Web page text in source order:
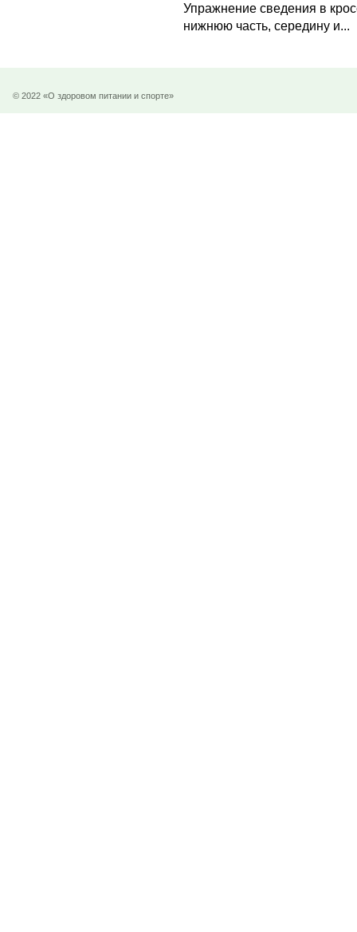
Упражнение сведения в
нижнюю часть, середину и...
© 2022 «О здоровом питании и спорте»